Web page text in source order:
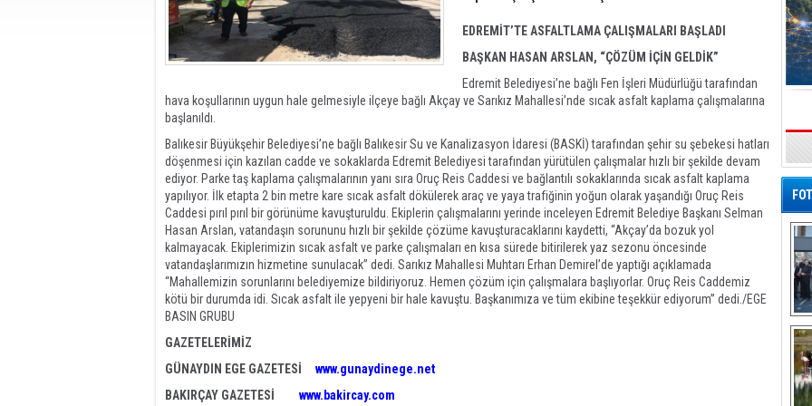
EDREMİT’TE ASFALTLAMA ÇALIŞMALARI BAŞLADI
BAŞKAN HASAN ARSLAN, “ÇÖZÜM İÇİN GELDİK”
Edremit Belediyesi’ne bağlı Fen İşleri Müdürlüğü tarafından
hava koşullarının uygun hale gelmesiyle ilçeye bağlı Akçay ve Sarıkız Mahallesi’nde sıcak asfalt kaplama çalışmalarına
başlanıldı.
Balıkesir Büyükşehir Belediyesi’ne bağlı Balıkesir Su ve Kanalizasyon İdaresi (BASKİ) tarafından şehir su şebekesi hatları
döşenmesi için kazılan cadde ve sokaklarda Edremit Belediyesi tarafından yürütülen çalışmalar hızlı bir şekilde devam
ediyor. Parke taş kaplama çalışmalarının yanı sıra Oruç Reis Caddesi ve bağlantılı sokaklarında sıcak asfalt kaplama
yapılıyor. İlk etapta 2 bin metre kare sıcak asfalt dökülerek araç ve yaya trafiğinin yoğun olarak yaşandığı Oruç Reis
Caddesi pırıl pırıl bir görünüme kavuşturuldu. Ekiplerin çalışmalarını yerinde inceleyen Edremit Belediye Başkanı Selman
Hasan Arslan, vatandaşın sorununu hızlı bir şekilde çözüme kavuşturacaklarını kaydetti, “Akçay’da bozuk yol
kalmayacak. Ekiplerimizin sıcak asfalt ve parke çalışmaları en kısa sürede bitirilerek yaz sezonu öncesinde
vatandaşlarımızın hizmetine sunulacak” dedi. Sarıkız Mahallesi Muhtarı Erhan Demirel’de yaptığı açıklamada
“Mahallemizin sorunlarını belediyemize bildiriyoruz. Hemen çözüm için çalışmalara başlıyorlar. Oruç Reis Caddemiz
kötü bir durumda idi. Sıcak asfalt ile yepyeni bir hale kavuştu. Başkanımıza ve tüm ekibine teşekkür ediyorum” dedi./EGE
BASIN GRUBU
GAZETELERİMİZ
GÜNAYDIN EGE GAZETESİ
www.gunaydinege.net
BAKIRÇAY GAZETESİ www.bakircay.com